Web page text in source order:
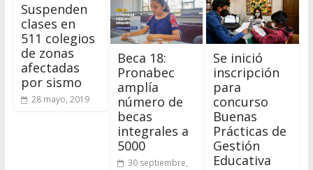
Suspenden
clases en
511 colegios
de zonas
afectadas
por sismo
28 mayo, 2019
Beca 18:
Pronabec
amplía
número de
becas
integrales a
5000
30 septiembre,
Se inició
inscripción
para
concurso
Buenas
Prácticas de
Gestión
Educativa